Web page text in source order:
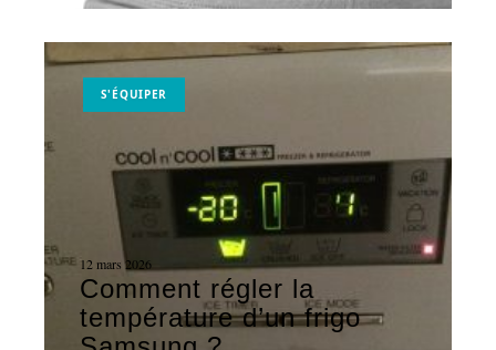
S'ÉQUIPER
12 mars 2026
Comment régler la
température d’un frigo